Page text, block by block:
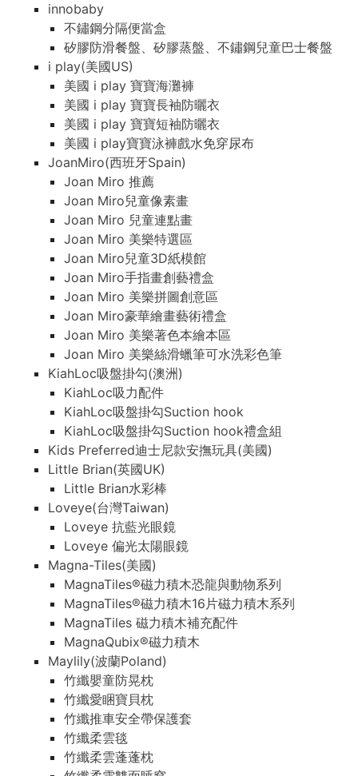
innobaby
不鏽鋼分隔便當盒
矽膠防滑餐盤、矽膠蒸盤、不鏽鋼兒童巴士餐盤
i play(美國US)
美國 i play 寶寶海灘褲
美國 i play 寶寶長袖防曬衣
美國 i play 寶寶短袖防曬衣
美國 i play寶寶泳褲戲水免穿尿布
JoanMiro(西班牙Spain)
Joan Miro 推薦
Joan Miro兒童像素畫
Joan Miro 兒童連點畫
Joan Miro 美樂特選區
Joan Miro兒童3D紙模館
Joan Miro手指畫創藝禮盒
Joan Miro 美樂拼圖創意區
Joan Miro豪華繪畫藝術禮盒
Joan Miro 美樂著色本繪本區
Joan Miro 美樂絲滑蠟筆可水洗彩色筆
KiahLoc吸盤掛勾(澳洲)
KiahLoc吸力配件
KiahLoc吸盤掛勾Suction hook
KiahLoc吸盤掛勾Suction hook禮盒組
Kids Preferred迪士尼款安撫玩具(美國)
Little Brian(英國UK)
Little Brian水彩棒
Loveye(台灣Taiwan)
Loveye 抗藍光眼鏡
Loveye 偏光太陽眼鏡
Magna-Tiles(美國)
MagnaTiles®磁力積木恐龍與動物系列
MagnaTiles®磁力積木16片磁力積木系列
MagnaTiles 磁力積木補充配件
MagnaQubix®磁力積木
Maylily(波蘭Poland)
竹纖嬰童防晃枕
竹纖愛睏寶貝枕
竹纖推車安全帶保護套
竹纖柔雲毯
竹纖柔雲蓬蓬枕